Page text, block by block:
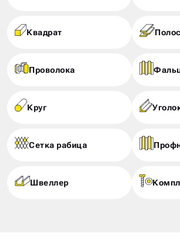
Квадрат
Проволока
Круг
Сетка рабица
Швеллер